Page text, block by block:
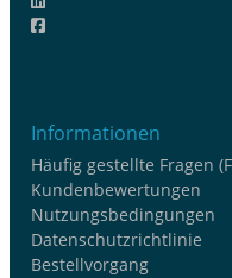
Informationen
Häufig gestellte Fragen
Kundenbewertungen
Nutzungsbedingungen
Datenschutzrichtlinie
Bestellvorgang